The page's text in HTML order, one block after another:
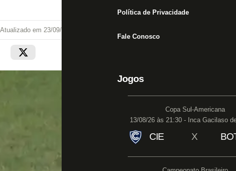
Política de Privacidade
Fale Conosco
Jogos
Copa Sul-Americana
13/08/26 às 21:30 - Inca Gacilaso
CIE X
em 23/09/20 às 10:27